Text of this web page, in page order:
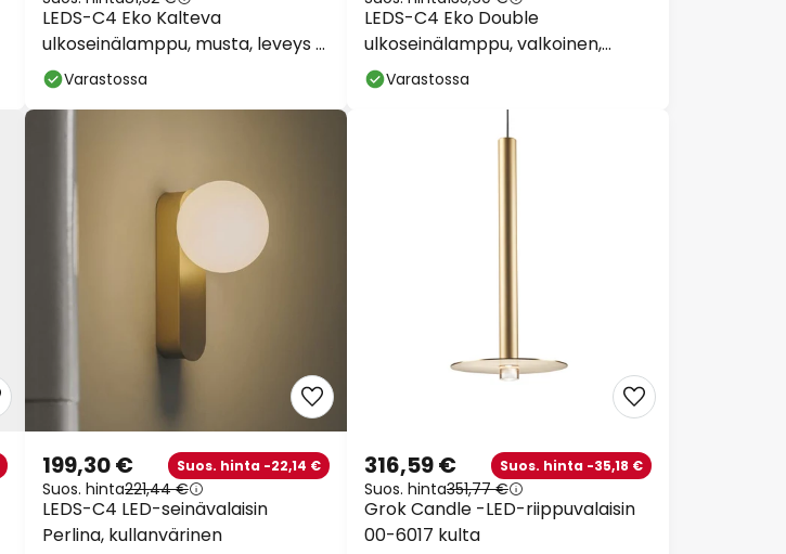
LEDS-C4 Eko Kalteva
ulkoseinälamppu, musta, leveys 7
cmVarastossa
LEDS-C4 Eko Double
ulkoseinälamppu, valkoinen,
leveys 7 cm, alumiini
Varastossa
LEDS-C4 LED-seinävalaisin
Perlina, kullanvärinen
199,30 € Suos. hinta -22,14 €
Suos. hinta221,44 €
Grok Candle -LED-riippuvalaisin
00-6017 kulta
316,59 € Suos. hinta -35,18 €
Suos. hinta351,77 €